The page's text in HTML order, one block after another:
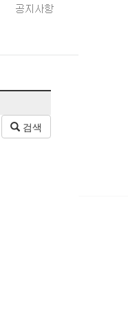
검색